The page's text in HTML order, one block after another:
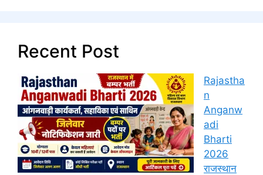
Recent Post
Rajastha
n
Anganw
adi
Bharti
2026
राजस्थान